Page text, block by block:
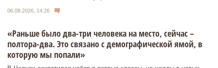
06.08.2026, 14:26
«Раньше было два-три человека на место, сейчас –
полтора-два. Это связано с демографической ямой, в
которую мы попали»